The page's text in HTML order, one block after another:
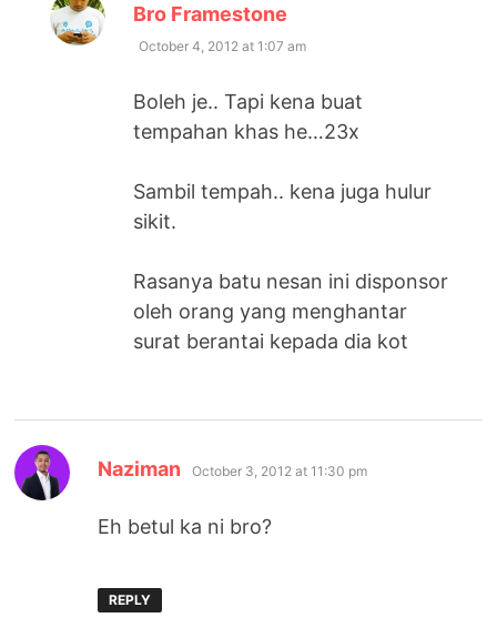
Bro Framestone
October 4, 2012 at 1:07 am
Boleh je.. Tapi kena buat
tempahan khas he…23x
Sambil tempah.. kena juga hulur
sikit.
Rasanya batu nesan ini disponsor
oleh orang yang menghantar
surat berantai kepada dia kot
Naziman says:
October 3, 2012 at 11:30 pm
Eh betul ka ni bro?
REPLY